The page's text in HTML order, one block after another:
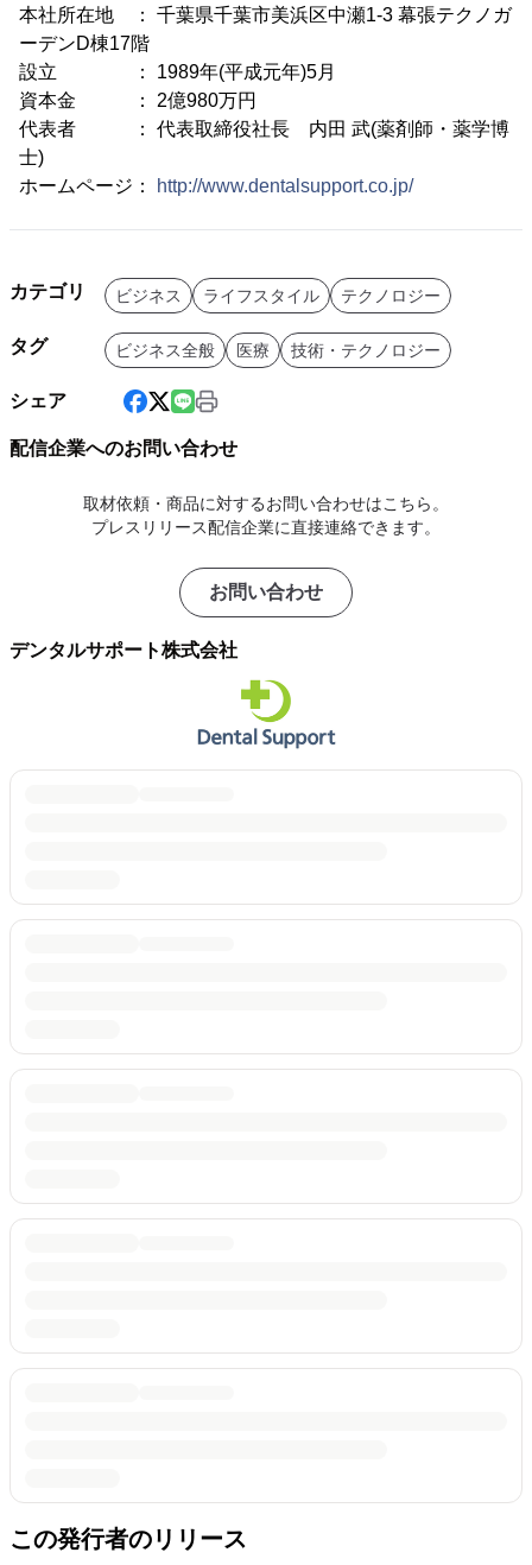
本社所在地 ： 千葉県千葉市美浜区中瀬1-3 幕張テクノガ
ーデンD棟17階
設立 ： 1989年(平成元年)5月
資本金 ： 2億980万円
代表者 ： 代表取締役社長 内田 武(薬剤師・薬学博
士)
ホームページ：
http://www.dentalsupport.co.jp/
カテゴリ ビジネス ライフスタイル テクノロジー
タグ ビジネス全般 医療 技術・テクノロジー
シェア
配信企業へのお問い合わせ
取材依頼・商品に対するお問い合わせはこちら。
プレスリリース配信企業に直接連絡できます。
お問い合わせ
デンタルサポート株式会社
この発行者のリリース